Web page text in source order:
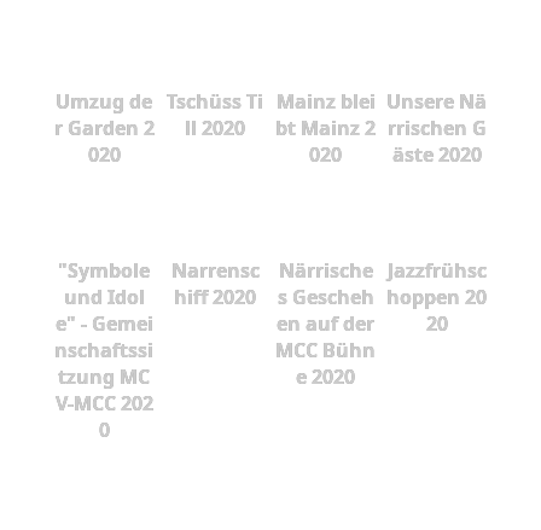
Umzug de
r Garden 2
020
Tschüss Ti
ll 2020
Mainz blei
bt Mainz 2
020
Unsere Nä
rrischen G
äste 2020
"Symbole
und Idol
e" - Gemei
nschaftssi
tzung MC
V-MCC 202
0
Narrensc
hiff 2020
Närrische
s Gescheh
en auf der
MCC Bühn
e 2020
Jazzfrühsc
hoppen 20
20